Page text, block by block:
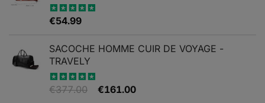
Note5.00
€54.99
SACOCHE HOMME CUIR DE VOYAGE -
TRAVELY
Note5.00
€377.00
Le
€161.00Le